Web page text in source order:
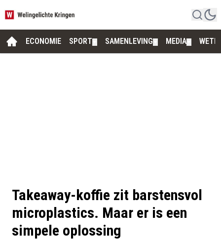
ECONOMIE SPORT SAMENLEVING MEDIA
Takeaway-koffie zit barstensvol
microplastics. Maar er is een
simpele oplossing